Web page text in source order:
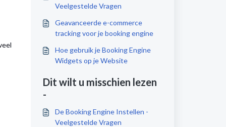
Veelgestelde Vragen
Geavanceerde e-commerce
tracking voor je booking engine
Hoe gebruik je Booking Engine
Widgets op je Website
Dit wilt u misschien lezen
-
De Booking Engine Instellen -
Veelgestelde Vragen